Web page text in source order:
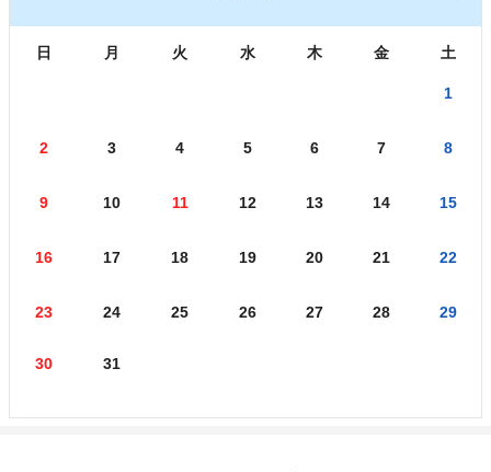
日 月 火 水 木 金 土
1
2 3 4 5 6 7 8
9 10 11 12 13 14 15
16 17 18 19 20 21 22
23 24 25 26 27 28 29
30 31